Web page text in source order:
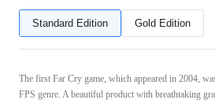
Standard Edition Gold Edition
The first Far Cry game, which appeared in 2004,
FPS genre. A beautiful product with breathtaking